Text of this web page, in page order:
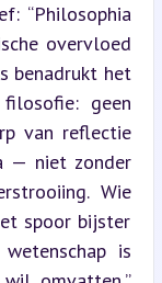
“Philosophia
overvloed
benadrukt het
geen
van reflectie
— niet zonder
Wie
spoor bijster
is